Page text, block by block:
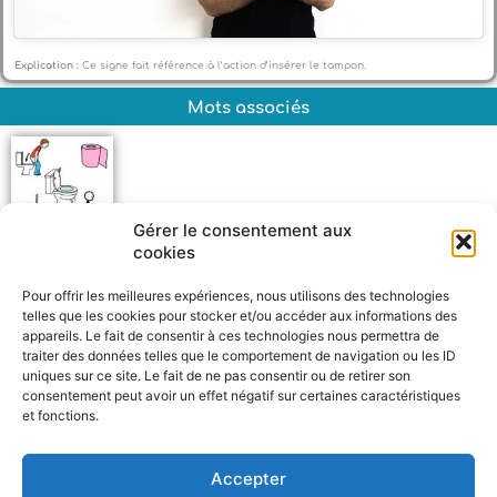
Gérer le consentement aux
cookies
Pour offrir les meilleures expériences, nous utilisons des technologies
telles que les cookies pour stocker et/ou accéder aux informations des
appareils. Le fait de consentir à ces technologies nous permettra de
traiter des données telles que le comportement de navigation ou les ID
uniques sur ce site. Le fait de ne pas consentir ou de retirer son
consentement peut avoir un effet négatif sur certaines caractéristiques
et fonctions.
Accepter
Explication : Ce signe fait référence à l’action d’insérer le tampon.
Mots associés
a
h
e
s
a